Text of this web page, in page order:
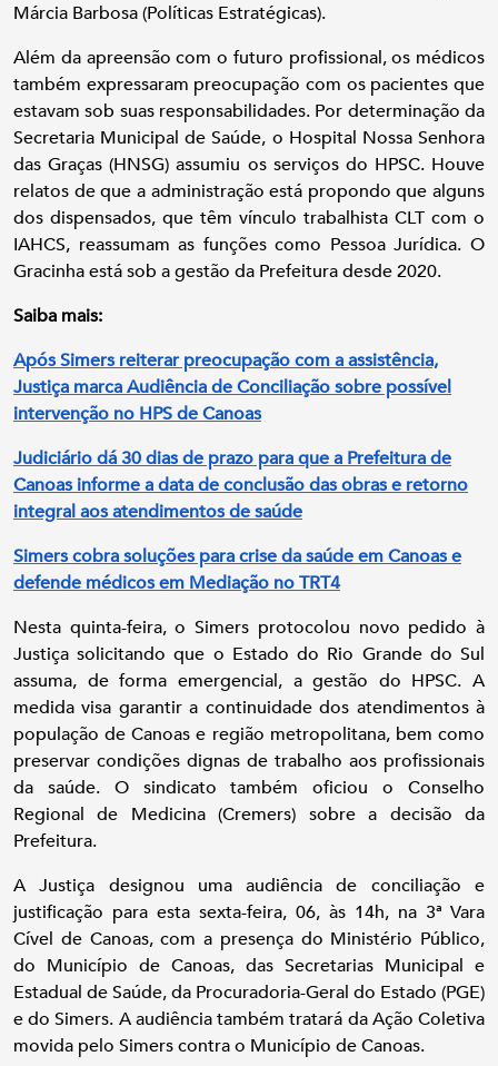
Márcia Barbosa (Políticas Estratégicas).
Além da apreensão com o futuro profissional, os médicos
também expressaram preocupação com os pacientes que
estavam sob suas responsabilidades. Por determinação da
Secretaria Municipal de Saúde, o Hospital Nossa Senhora
das Graças (HNSG) assumiu os serviços do HPSC. Houve
relatos de que a administração está propondo que alguns
dos dispensados, que têm vínculo trabalhista CLT com o
IAHCS, reassumam as funções como Pessoa Jurídica. O
Gracinha está sob a gestão da Prefeitura desde 2020.
Saiba mais:
Após Simers reiterar preocupação com a assistência,
Justiça marca Audiência de Conciliação sobre possível
intervenção no HPS de Canoas
Judiciário dá 30 dias de prazo para que a Prefeitura de
Canoas informe a data de conclusão das obras e retorno
integral aos atendimentos de saúde
Simers cobra soluções para crise da saúde em Canoas e
defende médicos em Mediação no TRT4
Nesta quinta-feira, o Simers protocolou novo pedido à
Justiça solicitando que o Estado do Rio Grande do Sul
assuma, de forma emergencial, a gestão do HPSC. A
medida visa garantir a continuidade dos atendimentos à
população de Canoas e região metropolitana, bem como
preservar condições dignas de trabalho aos profissionais
da saúde. O sindicato também oficiou o Conselho
Regional de Medicina (Cremers) sobre a decisão da
Prefeitura.
A Justiça designou uma audiência de conciliação e
justificação para esta sexta-feira, 06, às 14h, na 3ª Vara
Cível de Canoas, com a presença do Ministério Público,
do Município de Canoas, das Secretarias Municipal e
Estadual de Saúde, da Procuradoria-Geral do Estado (PGE)
e do Simers. A audiência também tratará da Ação Coletiva
movida pelo Simers contra o Município de Canoas.